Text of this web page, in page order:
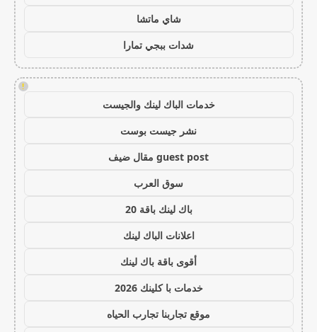
شاي ماتشا
شدات ببجي تمارا
!
خدمات الباك لينك والجيست
نشر جيست بوست
guest post مقال ضيف
سوق العرب
باك لينك باقة 20
اعلانات الباك لينك
أقوى باقة باك لينك
خدمات با كلينك 2026
موقع تجاربنا تجارب الحياه